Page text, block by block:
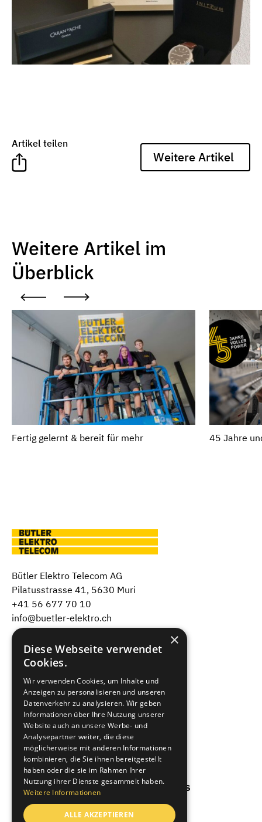
Artikel teilen
Weitere Artikel
Weitere Artikel im
Überblick
Fertig gelernt & bereit für mehr 45 Jahre
Bütler Elektro Telecom AG
Pilatusstrasse 41, 5630 Muri
+41 56 677 70 10
info@buetler-elektro.ch
Dienstleistungen
Projekte
Über uns
Jobs & Karriere
Lehre bei uns
Stromsparmodus aus
×
Diese Webseite verwendet
Cookies.
Wir verwenden Cookies, um Inhalte und
Anzeigen zu personalisieren und unseren
Datenverkehr zu analysieren. Wir geben
Informationen über Ihre Nutzung unserer
Website auch an unsere Werbe- und
Analysepartner weiter, die diese
möglicherweise mit anderen Informationen
kombinieren, die Sie ihnen bereitgestellt
haben oder die sie im Rahmen Ihrer
Nutzung ihrer Dienste gesammelt haben.
Weitere Informationen
ALLE AKZEPTIEREN